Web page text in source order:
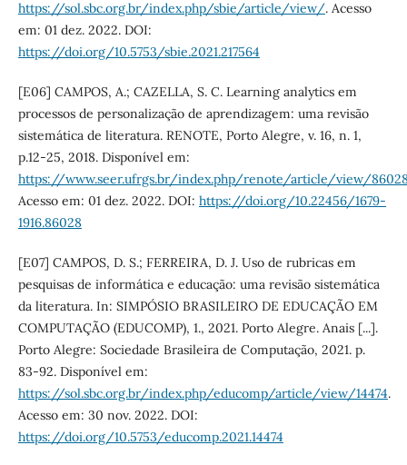
https://sol.sbc.org.br/index.php/sbie/article/view/. Acesso
em: 01 dez. 2022. DOI:
https://doi.org/10.5753/sbie.2021.217564
[E06] CAMPOS, A.; CAZELLA, S. C. Learning analytics em
processos de personalização de aprendizagem: uma revisão
sistemática de literatura. RENOTE, Porto Alegre, v. 16, n. 1,
p.12-25, 2018. Disponível em:
https://www.seer.ufrgs.br/index.php/renote/article/view/
Acesso em: 01 dez. 2022. DOI: https://doi.org/10.22456/1679-
1916.86028
[E07] CAMPOS, D. S.; FERREIRA, D. J. Uso de rubricas em
pesquisas de informática e educação: uma revisão sistemática
da literatura. In: SIMPÓSIO BRASILEIRO DE EDUCAÇÃO EM
COMPUTAÇÃO (EDUCOMP), 1., 2021. Porto Alegre. Anais [...].
Porto Alegre: Sociedade Brasileira de Computação, 2021. p.
83-92. Disponível em:
https://sol.sbc.org.br/index.php/educomp/article/view/14474.
Acesso em: 30 nov. 2022. DOI:
https://doi.org/10.5753/educomp.2021.14474